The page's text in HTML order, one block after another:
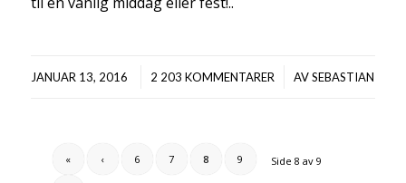
JANUAR 13, 2016
/ 2 203 KOMMENTARER
/ AVSEBASTIAN
Side 8 av 9
« ‹ 6 7 8 9